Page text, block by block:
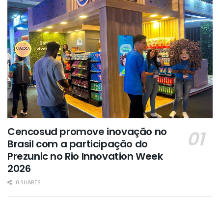
Cencosud promove inovação no
Brasil com a participação do
Prezunic no Rio Innovation Week
2026
0 SHARES